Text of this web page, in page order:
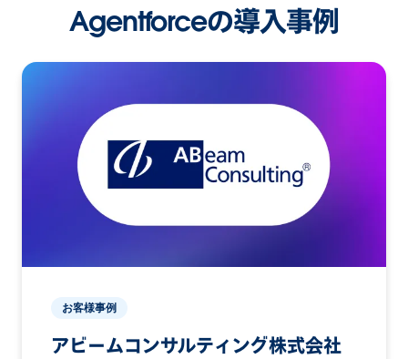
Agentforceの導入事例
お客様事例
アビームコンサルティング株式会社